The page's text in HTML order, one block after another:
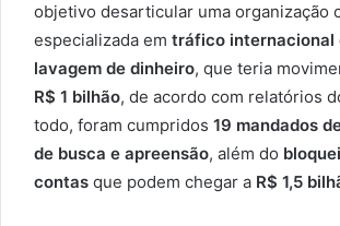
objetivo desarticular uma organização
especializada em tráfico internacional
lavagem de dinheiro, que teria
R$ 1 bilhão, de acordo com relatórios
todo, foram cumpridos 19 mandados
de busca e apreensão, além do
contas que podem chegar a R$ 1,5